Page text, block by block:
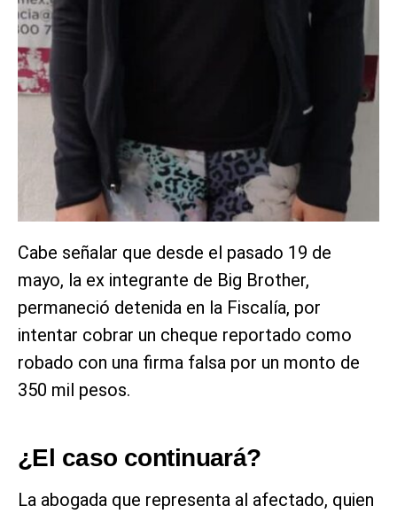
Cabe señalar que desde el pasado 19 de
mayo, la ex integrante de Big Brother,
permaneció detenida en la Fiscalía, por
intentar cobrar un cheque reportado como
robado con una firma falsa por un monto de
350 mil pesos.
¿El caso continuará?
La abogada que representa al afectado, quien